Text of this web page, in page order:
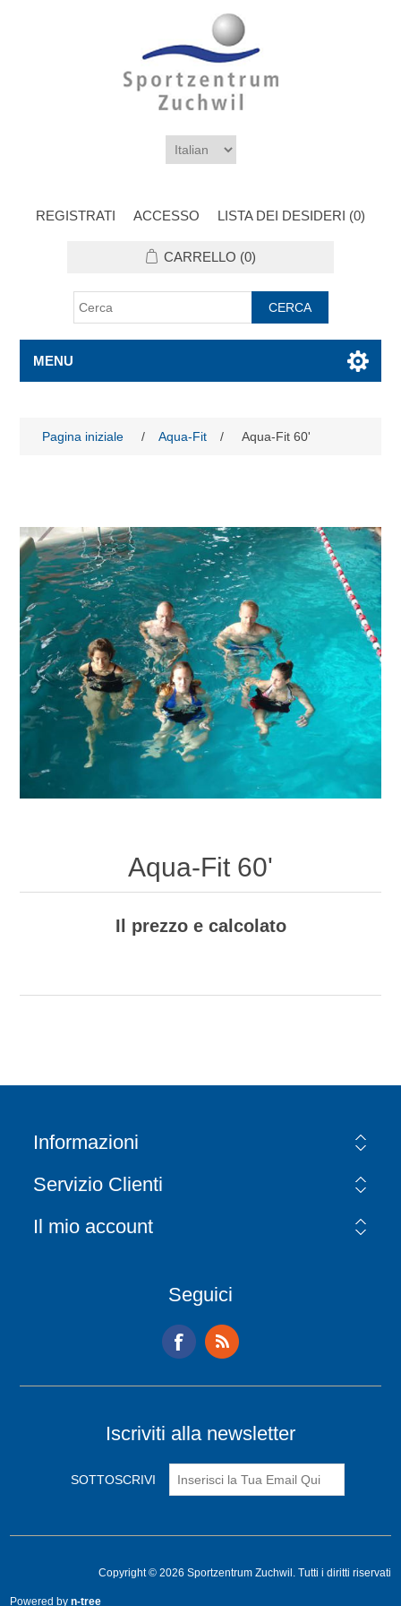
REGISTRATI ACCESSO LISTA DEI DESIDERI (0)
CARRELLO (0)
MENU
Pagina iniziale / Aqua-Fit / Aqua-Fit 60'
Aqua-Fit 60'
Il prezzo e calcolato
Informazioni
Servizio Clienti
Il mio account
Seguici
Iscriviti alla newsletter
Copyright © 2026 Sportzentrum Zuchwil. Tutti i diritti riservati
Powered byn-tree